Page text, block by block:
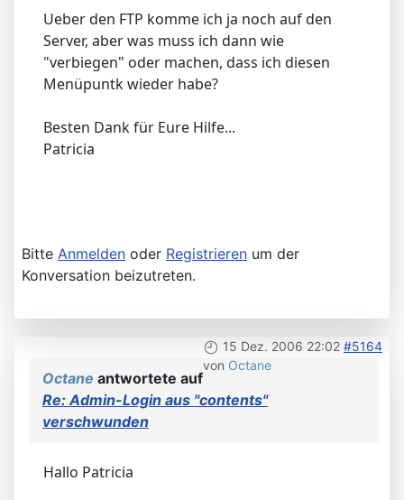
Ueber den FTP komme ich ja noch auf den
Server, aber was muss ich dann wie
"verbiegen" oder machen, dass ich diesen
Menüpuntk wieder habe?
Besten Dank für Eure Hilfe...
Patricia
Bitte Anmelden oder Registrieren um der
Konversation beizutreten.
15 Dez. 2006 22:02 #5164
von Octane
Octane antwortete auf
Re: Admin-Login aus "contents"
verschwunden
Hallo Patricia